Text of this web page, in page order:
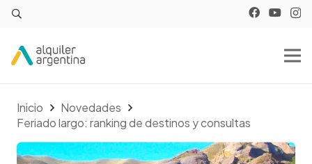
Inicio
Novedades
Feriado largo: ranking de destinos y consultas